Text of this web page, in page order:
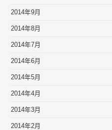
2014年9月
2014年8月
2014年7月
2014年6月
2014年5月
2014年4月
2014年3月
2014年2月